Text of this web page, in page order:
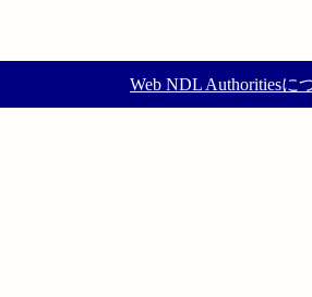
Web NDL Authoritiesに